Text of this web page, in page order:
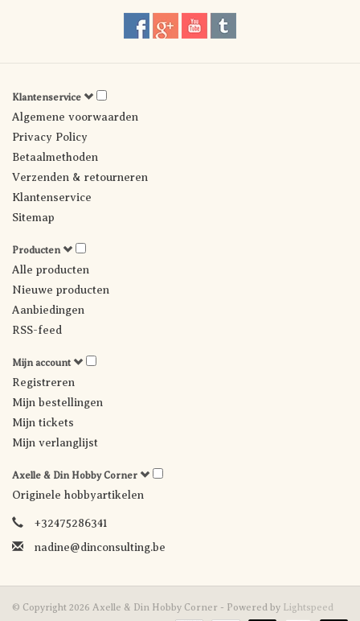
Klantenservice
Algemene voorwaarden
Privacy Policy
Betaalmethoden
Verzenden & retourneren
Klantenservice
Sitemap
Producten
Alle producten
Nieuwe producten
Aanbiedingen
RSS-feed
Mijn account
Registreren
Mijn bestellingen
Mijn tickets
Mijn verlanglijst
Axelle & Din Hobby Corner
Originele hobbyartikelen
+32475286341
nadine@dinconsulting.be
© Copyright 2026 Axelle & Din Hobby Corner - Powered by Lightspeed